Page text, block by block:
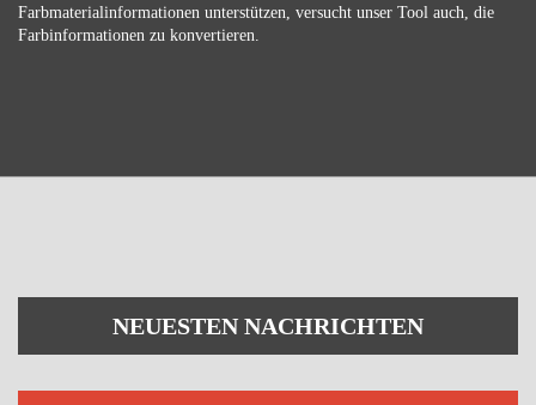
Farbmaterialinformationen unterstützen, versucht unser Tool auch, die
Farbinformationen zu konvertieren.
NEUESTEN NACHRICHTEN